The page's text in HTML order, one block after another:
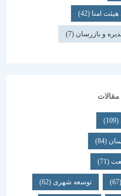
(42)
(7)
توسعه شهری(62)